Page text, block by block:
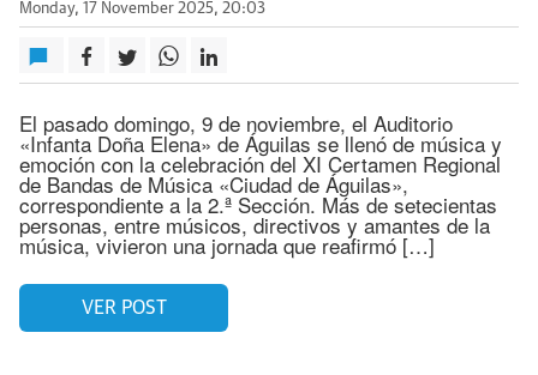
Monday, 17 November 2025, 20:03
El pasado domingo, 9 de noviembre, el Auditorio
«Infanta Doña Elena» de Águilas se llenó de música y
emoción con la celebración del XI Certamen Regional
de Bandas de Música «Ciudad de Águilas»,
correspondiente a la 2.ª Sección. Más de setecientas
personas, entre músicos, directivos y amantes de la
música, vivieron una jornada que reafirmó […]
VER POST